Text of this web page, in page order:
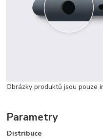
Obrázky produktů jsou pouze
Parametry
Distribuce